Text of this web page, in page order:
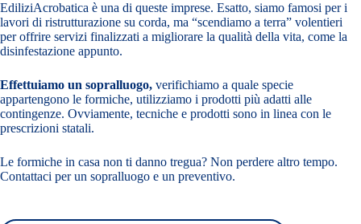
EdiliziAcrobatica è una di queste imprese. Esatto, siamo famosi per i
lavori di ristrutturazione su corda, ma “scendiamo a terra” volentieri
per offrire servizi finalizzati a migliorare la qualità della vita, come la
disinfestazione appunto.
Effettuiamo un sopralluogo, verifichiamo a quale specie
appartengono le formiche, utilizziamo i prodotti più adatti alle
contingenze. Ovviamente, tecniche e prodotti sono in linea con le
prescrizioni statali.
Le formiche in casa non ti danno tregua? Non perdere altro tempo.
Contattaci per un sopralluogo e un preventivo.